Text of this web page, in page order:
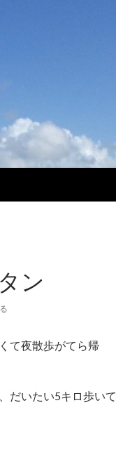
ン
て夜散歩がてら帰
だいたい5キロ歩いて